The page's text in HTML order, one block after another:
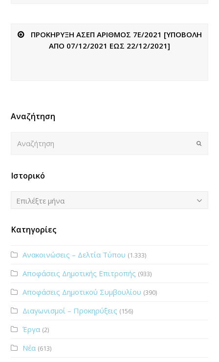
ΠΡΟΚΗΡΥΞΗ ΑΣΕΠ ΑΡΙΘΜΟΣ 7Ε/2021 [ΥΠΟΒΟΛΗ
ΑΠΟ 07/12/2021 ΕΩΣ 22/12/2021]
Αναζήτηση
Submit
Ιστορικό
Ιστορικό
Επιλέξτε μήνα
Κατηγορίες
Ανακοινώσεις – Δελτία Τύπου (1.333)
Αποφάσεις Δημοτικής Επιτροπής (933)
Αποφάσεις Δημοτικού Συμβουλίου (390)
Διαγωνισμοί – Προκηρύξεις (156)
Έργα (2)
Νέα (613)